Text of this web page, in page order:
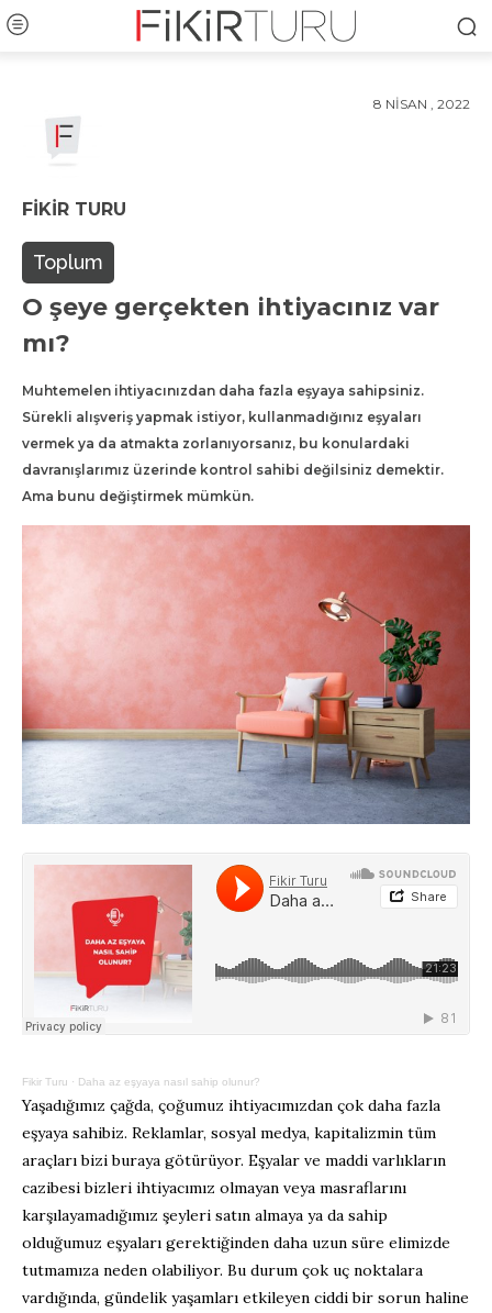
8 NISAN , 2022
FIKIR TURU
Toplum
O şeye gerçekten ihtiyacınız var
mı?
Muhtemelen ihtiyacınızdan daha fazla eşyaya sahipsiniz.
Sürekli alışveriş yapmak istiyor, kullanmadığınız eşyaları
vermek ya da atmakta zorlanıyorsanız, bu konulardaki
davranışlarımız üzerinde kontrol sahibi değilsiniz demektir.
Ama bunu değiştirmek mümkün.
Fikir Turu · Daha az eşyaya nasıl sahip olunur?
Yaşadığımız çağda, çoğumuz ihtiyacımızdan çok daha fazla
eşyaya sahibiz. Reklamlar, sosyal medya, kapitalizmin tüm
araçları bizi buraya götürüyor. Eşyalar ve maddi varlıkların
cazibesi bizleri ihtiyacımız olmayan veya masraflarını
karşılayamadığımız şeyleri satın almaya ya da sahip
olduğumuz eşyaları gerektiğinden daha uzun süre elimizde
tutmamıza neden olabiliyor. Bu durum çok uç noktalara
vardığında, gündelik yaşamları etkileyen ciddi bir sorun haline